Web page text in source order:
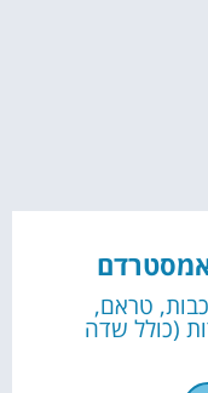
טראם,
(כולל שדה